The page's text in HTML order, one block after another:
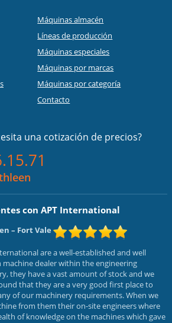
Máquinas almacén
Líneas de producción
Máquinas especiales
Máquinas por marcas
Máquinas por categoría
Contacto
una cotización de precios?
con APT International
– Fort Vale
are a well-established and well
machine dealer within the engineering
they have a vast amount of stock and we
that they are a very good first place to
of our machinery requirements. When we
from them their on-site engineers where
of knowledge on the machines which gave